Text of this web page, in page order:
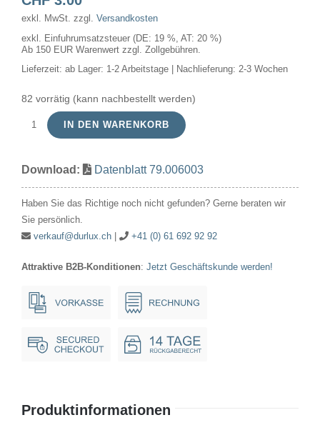
exkl. MwSt. zzgl. Versandkosten
exkl. Einfuhrumsatzsteuer (DE: 19 %, AT: 20 %)
Ab 150 EUR Warenwert zzgl. Zollgebühren.
Lieferzeit: ab Lager: 1-2 Arbeitstage | Nachlieferung: 2-3 Wochen
82 vorrätig (kann nachbestellt werden)
Röhrenlampe
3W
Menge
IN DEN WARENKORB
Download: Datenblatt 79.006003
Haben Sie das Richtige noch nicht gefunden? Gerne beraten wir
Sie persönlich.
verkauf@durlux.ch| +41 (0) 61 692 92 92
Attraktive B2B-Konditionen: Jetzt Geschäftskunde werden!
Produktinformationen